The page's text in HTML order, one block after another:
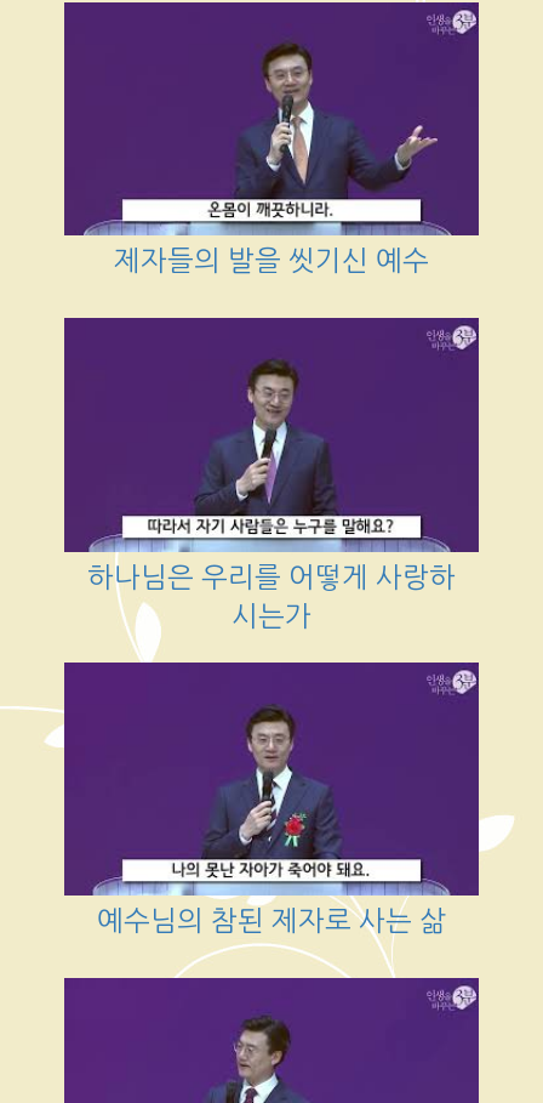
제자들의 발을 씻기신 예수
하나님은 우리를 어떻게 사랑하
시는가
예수님의 참된 제자로 사는 삶